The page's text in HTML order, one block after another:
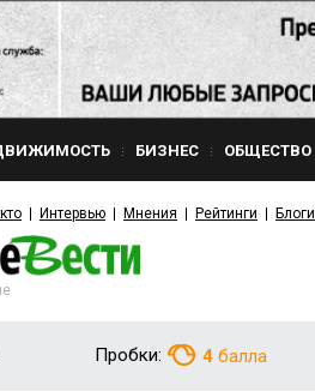
БИЗНЕС ОБЩЕСТВО
Интервью Мнения Рейтинги Блоги
Пробки: 4 балла